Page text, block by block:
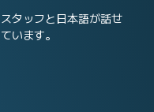
タッフと日本語が話せ
います。